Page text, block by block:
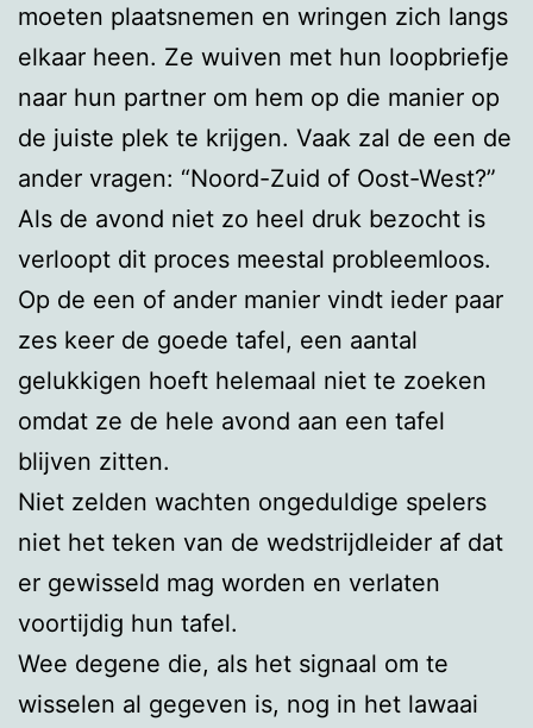
moeten plaatsnemen en wringen zich langs
elkaar heen. Ze wuiven met hun loopbriefje
naar hun partner om hem op die manier op
de juiste plek te krijgen. Vaak zal de een de
ander vragen: “Noord-Zuid of Oost-West?”
Als de avond niet zo heel druk bezocht is
verloopt dit proces meestal probleemloos.
Op de een of ander manier vindt ieder paar
zes keer de goede tafel, een aantal
gelukkigen hoeft helemaal niet te zoeken
omdat ze de hele avond aan een tafel
blijven zitten.
Niet zelden wachten ongeduldige spelers
niet het teken van de wedstrijdleider af dat
er gewisseld mag worden en verlaten
voortijdig hun tafel.
Wee degene die, als het signaal om te
wisselen al gegeven is, nog in het lawaai